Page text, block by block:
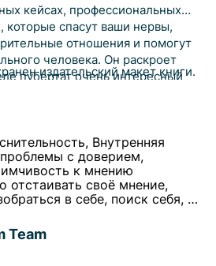
кейсах, профессиональных
которые спасут ваши нервы,
отношения и помогут
человека. Он раскроет
пубертат очень интересный
получать удовольствие и
издательский макет книги.
Внутренняя
с доверием,
к мнению
своё мнение,
в себе, поиск себя, Не
недостоин своей
в обществе, Трудность
решения, Не могу
Вопросы смыслов,
Team